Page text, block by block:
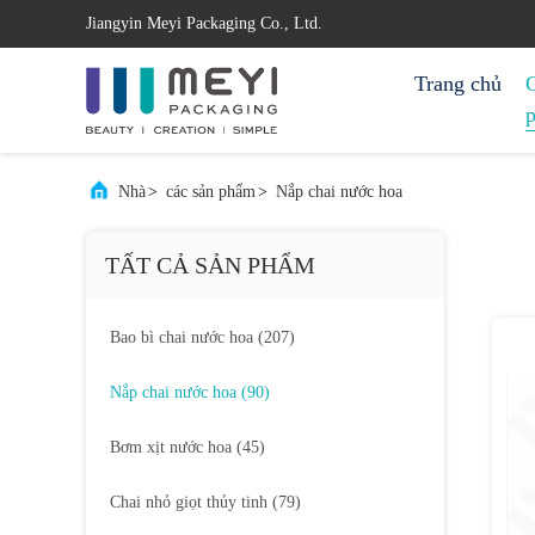
Jiangyin Meyi Packaging Co., Ltd.
Trang chủ
Nhà> các sản phẩm> Nắp chai nước hoa
TẤT CẢ SẢN PHẨM
Bao bì chai nước hoa (207)
Nắp chai nước hoa (90)
Bơm xịt nước hoa (45)
Chai nhỏ giọt thủy tinh (79)